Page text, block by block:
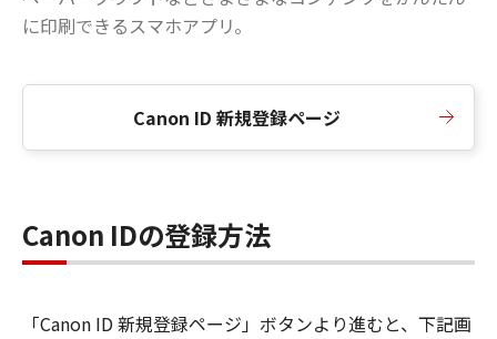
に印刷できるスマホアプリ。
Canon ID 新規登録ページ
Canon IDの登録方法
「Canon ID 新規登録ページ」ボタンより進むと、下記画